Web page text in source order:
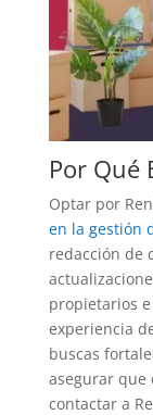
Por Qué
Optar por
en la gestión
redacción de
propietarios
experiencia
buscas
asegurar que
contactar a